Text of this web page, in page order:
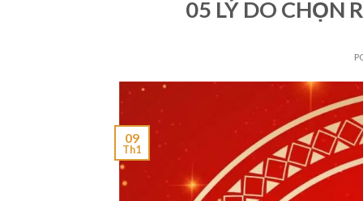
05 LÝ DO CHỌN
09
Th1